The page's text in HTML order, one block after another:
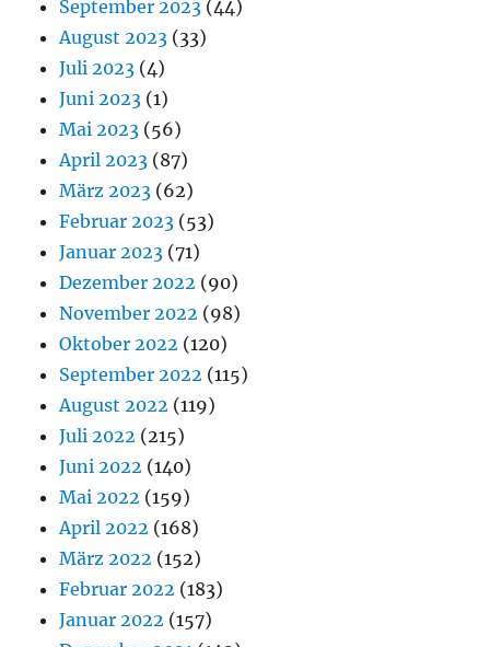
September 2023 (44)
August 2023 (33)
Juli 2023 (4)
Juni 2023 (1)
Mai 2023 (56)
April 2023 (87)
März 2023 (62)
Februar 2023 (53)
Januar 2023 (71)
Dezember 2022 (90)
November 2022 (98)
Oktober 2022 (120)
September 2022 (115)
August 2022 (119)
Juli 2022 (215)
Juni 2022 (140)
Mai 2022 (159)
April 2022 (168)
März 2022 (152)
Februar 2022 (183)
Januar 2022 (157)